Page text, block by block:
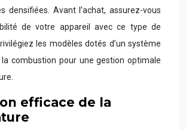
densifiées. Avant l’achat, assurez-vous
de votre appareil avec ce type de
les modèles dotés d’un système
combustion pour une gestion optimale
efficace de la